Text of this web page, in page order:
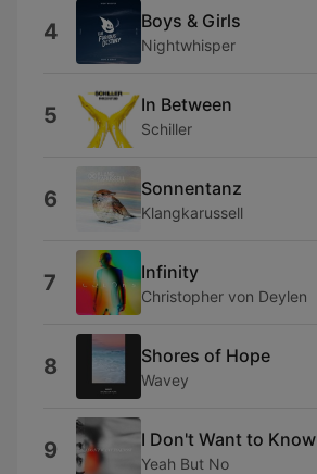
4 Boys & Girls
Nightwhisper
5 In Between
Schiller
6 Sonnentanz
Klangkarussell
7 Infinity
Christopher von Deylen
8 Shores of Hope
Wavey
9 I Don't Want to Know
Yeah But No